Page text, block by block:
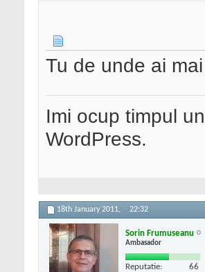
Tu de unde ai
Imi ocup timpul
WordPress.
18th January 2011, 22:32
Sorin Frumuseanu
Ambasador
Reputatie: 66